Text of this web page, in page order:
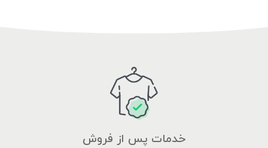
خدمات پس از فروش